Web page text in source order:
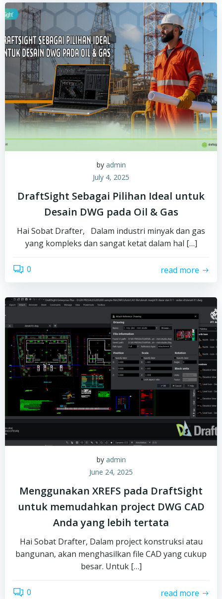
by admin
July 4, 2025
DraftSight Sebagai Pilihan Ideal untuk
Desain DWG pada Oil & Gas
Hai Sobat Drafter, Dalam industri minyak dan gas
yang kompleks dan sangat ketat dalam hal […]
0 read more
by admin
June 24, 2025
Menggunakan XREFS pada DraftSight
untuk memudahkan project DWG CAD
Anda yang lebih tertata
Hai Sobat Drafter, Dalam project konstruksi atau
bangunan, akan menghasilkan file CAD yang cukup
besar. Untuk […]
0 read more